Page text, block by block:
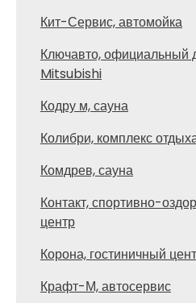
Кит-Сервис, автомойка
Ключавто, официальный
Mitsubishi
Кодру м, сауна
Колибри, комплекс
Комдрев, сауна
Контакт, спортивно-
центр
Корона, гостиничный
Крафт-М, автосервис